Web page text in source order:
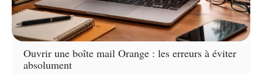
Ouvrir une boîte mail Orange : les erreurs à éviter
absolument